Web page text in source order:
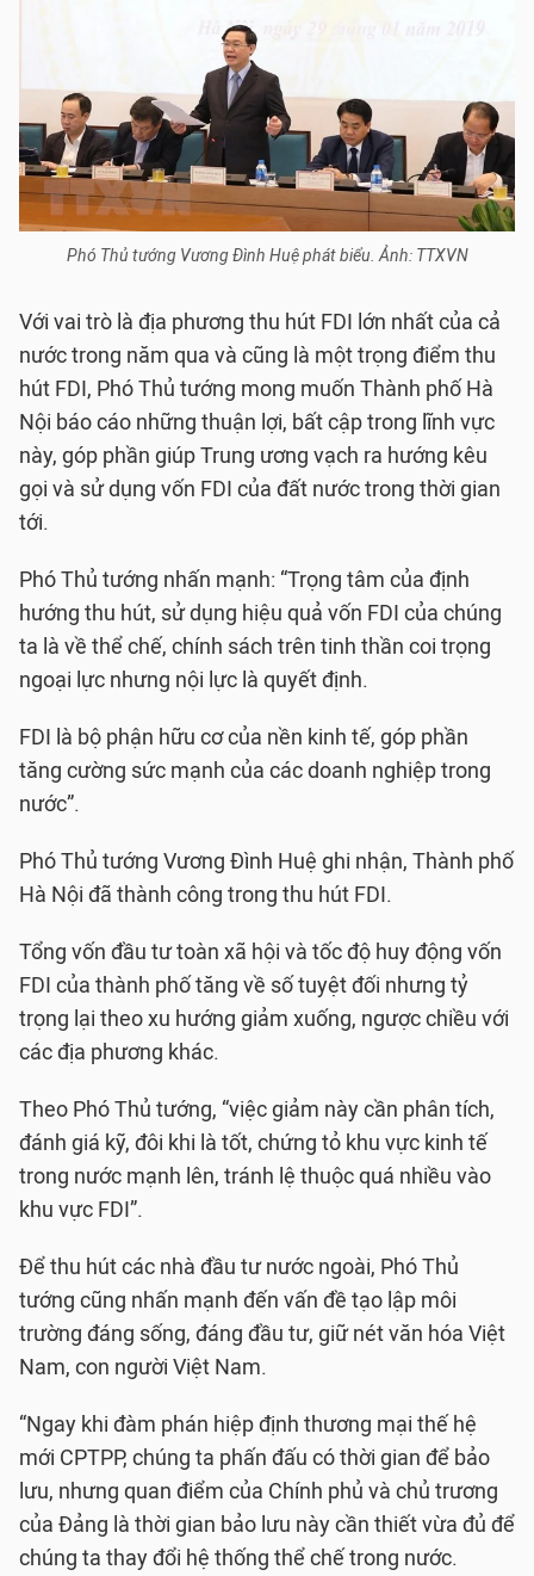
Phó Thủ tướng Vương Đình Huệ phát biểu. Ảnh: TTXVN
Với vai trò là địa phương thu hút FDI lớn nhất của cả
nước trong năm qua và cũng là một trọng điểm thu
hút FDI, Phó Thủ tướng mong muốn Thành phố Hà
Nội báo cáo những thuận lợi, bất cập trong lĩnh vực
này, góp phần giúp Trung ương vạch ra hướng kêu
gọi và sử dụng vốn FDI của đất nước trong thời gian
tới.
Phó Thủ tướng nhấn mạnh: “Trọng tâm của định
hướng thu hút, sử dụng hiệu quả vốn FDI của chúng
ta là về thể chế, chính sách trên tinh thần coi trọng
ngoại lực nhưng nội lực là quyết định.
FDI là bộ phận hữu cơ của nền kinh tế, góp phần
tăng cường sức mạnh của các doanh nghiệp trong
nước”.
Phó Thủ tướng Vương Đình Huệ ghi nhận, Thành phố
Hà Nội đã thành công trong thu hút FDI.
Tổng vốn đầu tư toàn xã hội và tốc độ huy động vốn
FDI của thành phố tăng về số tuyệt đối nhưng tỷ
trọng lại theo xu hướng giảm xuống, ngược chiều với
các địa phương khác.
Theo Phó Thủ tướng, “việc giảm này cần phân tích,
đánh giá kỹ, đôi khi là tốt, chứng tỏ khu vực kinh tế
trong nước mạnh lên, tránh lệ thuộc quá nhiều vào
khu vực FDI”.
Để thu hút các nhà đầu tư nước ngoài, Phó Thủ
tướng cũng nhấn mạnh đến vấn đề tạo lập môi
trường đáng sống, đáng đầu tư, giữ nét văn hóa Việt
Nam, con người Việt Nam.
“Ngay khi đàm phán hiệp định thương mại thế hệ
mới CPTPP, chúng ta phấn đấu có thời gian để bảo
lưu, nhưng quan điểm của Chính phủ và chủ trương
của Đảng là thời gian bảo lưu này cần thiết vừa đủ để
chúng ta thay đổi hệ thống thể chế trong nước.